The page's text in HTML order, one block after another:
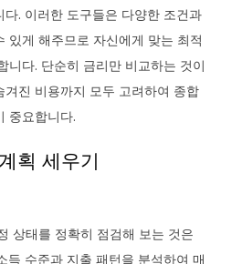
. 이러한 도구들은 다양한 조건과
있게 해주므로 자신에게 맞는 최적
니다. 단순히 금리만 비교하는 것이
진 비용까지 모두 고려하여 종합
중요합니다.
획 세우기
상태를 정확히 점검해 보는 것은
득 수준과 지출 패턴을 분석하여 매